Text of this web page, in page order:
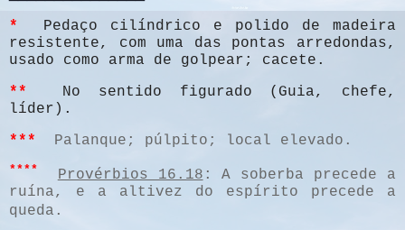
*
Pedaço cilíndrico e polido de madeira
resistente, com uma das pontas arredondas,
usado como arma de golpear; cacete.
**
No sentido figurado (Guia, chefe,
líder).
***
Palanque; púlpito; local elevado.
**** Provérbios 16.18 : A soberba precede a
ruína, e a altivez do espírito precede a
queda.